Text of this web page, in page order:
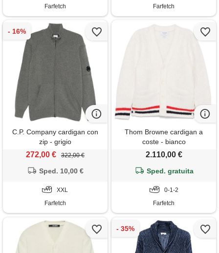
Farfetch Farfetch
C.P. Company cardigan con
zip - grigio
272,00 € 322,00 €
Sped. 10,00 €
XXL
Farfetch
Thom Browne cardigan a
coste - bianco
2.110,00 €
Sped. gratuita
0-1-2
Farfetch